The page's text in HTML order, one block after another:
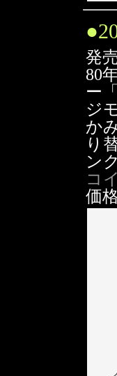
●
発
80
ー
ジ
か
り
ン
コ
価